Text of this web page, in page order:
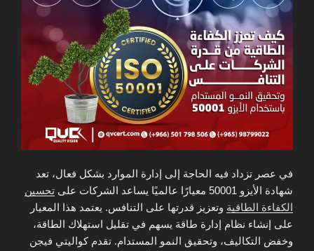
في عصر تزداد فيه الحاجة إلى إدارة الموارد بشكل فعال، تعد
شهادة الأيزو 50001 معيارًا عالميًا يساعد الشركات على
تحسين
الكفاءة الطاقية وتعزيز قدرتها على التنافس. يعتمد هذا المعيار
على إنشاء نظام إدارة طاقة يسهم في تقليل استهلاك الطاقة،
وخفض التكاليف، وتحقيق النمو المستدام. تقدم كواليتي فيجن